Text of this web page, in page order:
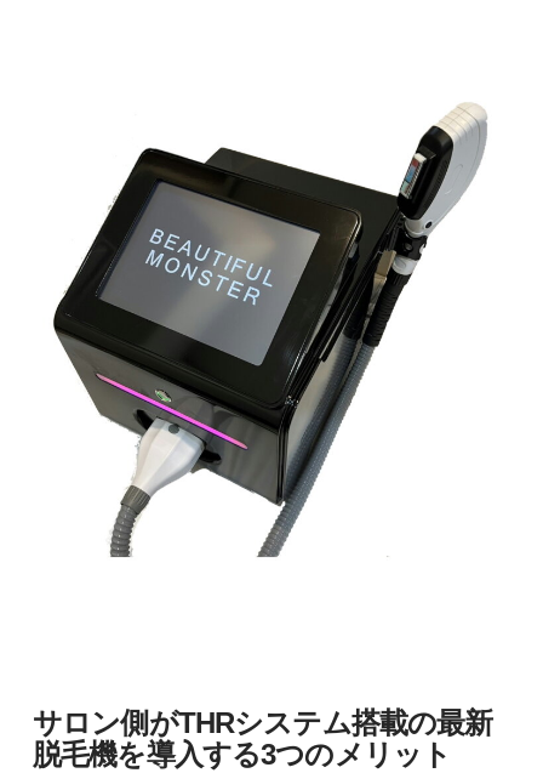
サロン側がTHRシステム搭載の最新
脱毛機を導入する3つのメリット